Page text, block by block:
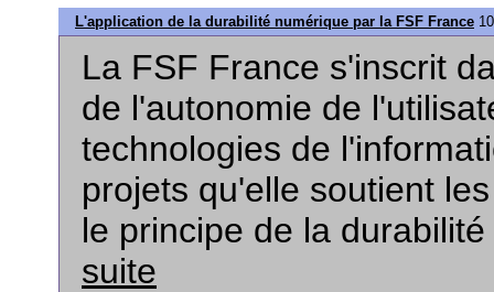
L'application de la durabilité numérique par la FSF France
La FSF France s'inscrit
de l'autonomie de
technologies de
projets qu'elle soutient
le principe de la
suite